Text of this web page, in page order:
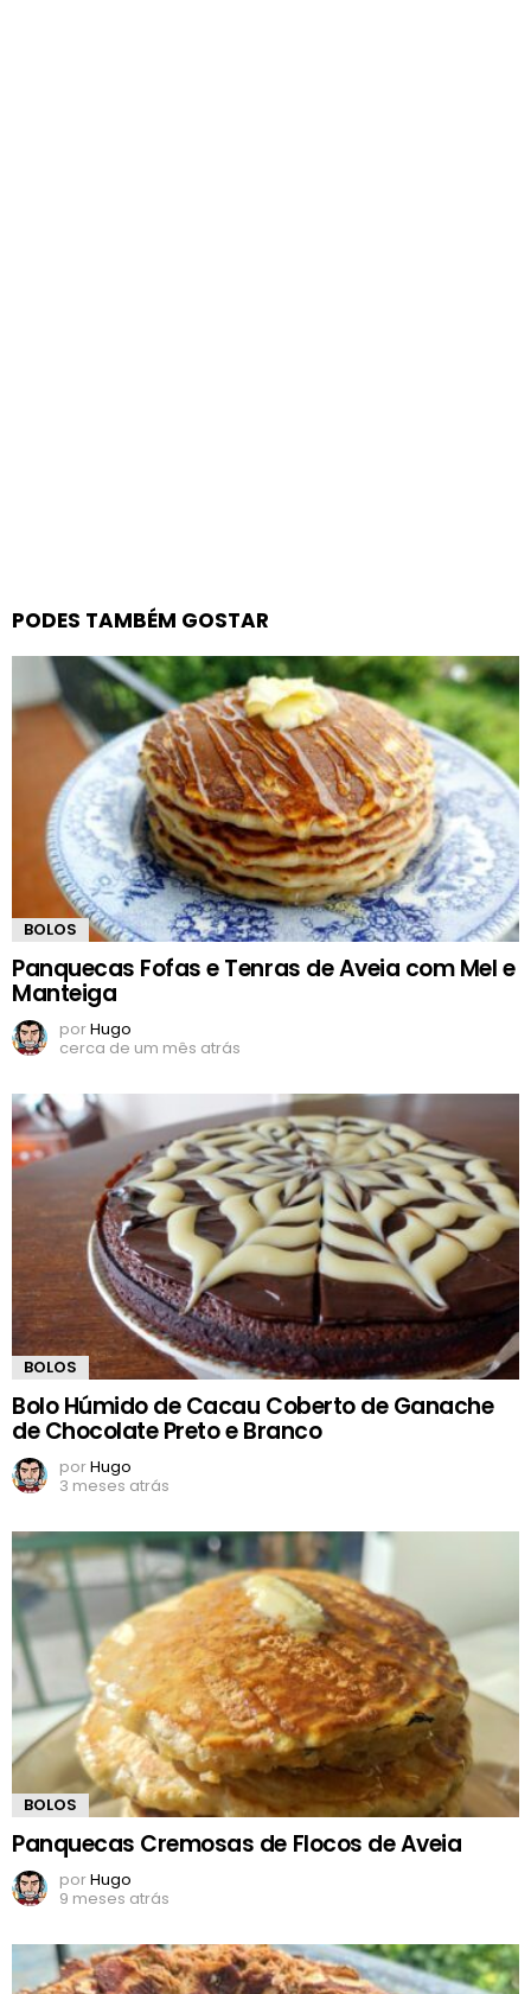
PODES TAMBÉM GOSTAR
BOLOS
Panquecas Fofas e Tenras de Aveia com Mel e
Manteiga
porHugo
cerca de um mês atrás
BOLOS
Bolo Húmido de Cacau Coberto de Ganache
de Chocolate Preto e Branco
porHugo
3 meses atrás
BOLOS
Panquecas Cremosas de Flocos de Aveia
porHugo
9 meses atrás